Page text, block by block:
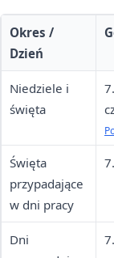
Okres /
Dzień
Niedziele i
święta
Święta
przypadające
w dni pracy
Dni